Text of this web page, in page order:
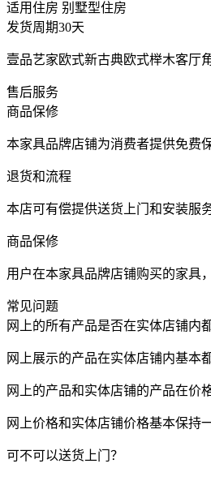
适用住房 别墅型住房
发货周期30天
壹品艺家欧式新古典欧式榉木客厅
售后服务
商品保修
本家具品牌店铺为消费者提供免费
退货和流程
本店可有偿提供送货上门和安装服
商品保修
用户在本家具品牌店铺购买的家具
常见问题
网上的所有产品是否在实体店铺内
网上展示的产品在实体店铺内基本
网上的产品和实体店铺的产品在价
网上价格和实体店铺价格基本保持
可不可以送货上门？